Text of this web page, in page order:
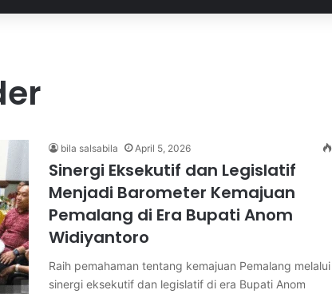
bila salsabila April 5, 2026
Sinergi Eksekutif dan Legislatif
Menjadi Barometer Kemajuan
Pemalang di Era Bupati Anom
Widiyantoro
Raih pemahaman tentang kemajuan Pemalang melalui
sinergi eksekutif dan legislatif di era Bupati Anom